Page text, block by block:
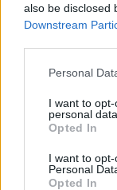
also be disclosed
Downstream
Personal
I want to
personal data.
Opted In
I want to
Personal
Opted In